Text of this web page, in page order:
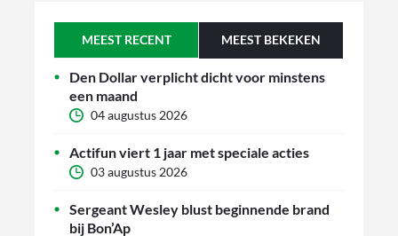
MEEST RECENT MEEST BEKEKEN
Den Dollar verplicht dicht voor minstens
een maand
04 augustus 2026
Actifun viert 1 jaar met speciale acties
03 augustus 2026
Sergeant Wesley blust beginnende brand
bij Bon’Ap